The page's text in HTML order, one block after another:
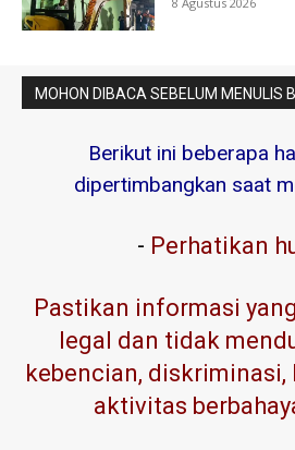
MOHON DIBACA SEBELUM MENULIS
Berikut ini beberapa
dipertimbangkan saat
- Perhatikan
Pastikan informasi
legal dan tidak
kebencian, diskriminasi,
aktivitas